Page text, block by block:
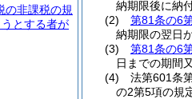
納期限後に納
(2)
第81条の6
納期限の翌日
(3)
第81条の6
日までの期間
(4)
法第601条
の2第5項の規
の非課税の規
とする者が